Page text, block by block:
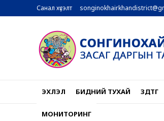
Санал хүсэлт
ЭХЛЭЛ БИДНИЙ ТУХАЙ ЗДТГ
МОНИТОРИНГ